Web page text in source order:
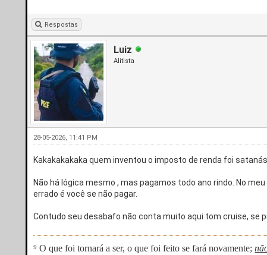
Respostas
Luiz
Alitista
28-05-2026, 11:41 PM
Kakakakakaka quem inventou o imposto de renda foi
Não há lógica mesmo , mas pagamos todo ano rindo. No
errado é você se não pagar.
Contudo seu desabafo não conta muito aqui tom cruise, se
⁹ O que foi tornará a ser, o que foi feito se fará novamente;